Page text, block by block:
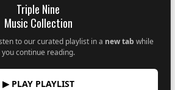
Triple Nine
Music Collection
to our curated playlist in a new tab while
you continue reading.
▶ PLAY PLAYLIST